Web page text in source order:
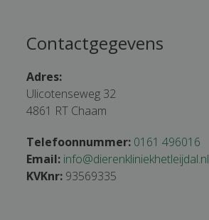
Contactgegevens
Adres:
Ulicotenseweg 32
4861 RT Chaam
Telefoonnummer: 0161 496016
Email: info@dierenkliniekhetleijdal.nl
KVKnr: 93569335